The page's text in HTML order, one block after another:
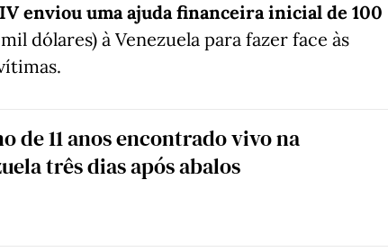
enviou uma ajuda financeira inicial de 100
dólares) à Venezuela para fazer face às
de 11 anos encontrado vivo na
três dias após abalos